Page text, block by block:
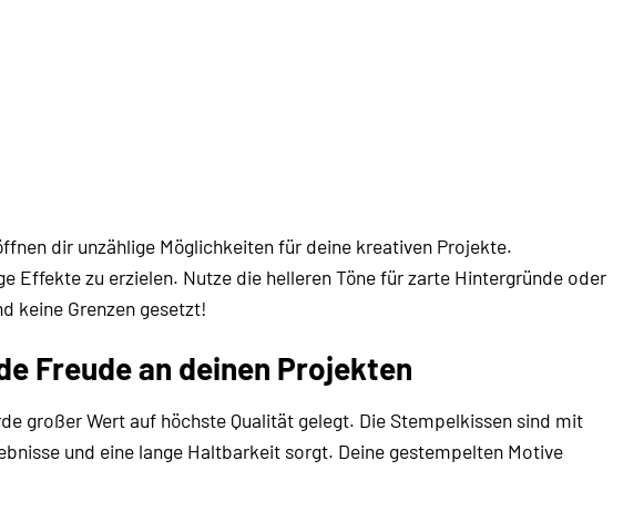
dir unzählige Möglichkeiten für deine kreativen Projekte.
zu erzielen. Nutze die helleren Töne für zarte Hintergründe oder
keine Grenzen gesetzt!
Freude an deinen Projekten
großer Wert auf höchste Qualität gelegt. Die Stempelkissen sind mit
und eine lange Haltbarkeit sorgt. Deine gestempelten Motive